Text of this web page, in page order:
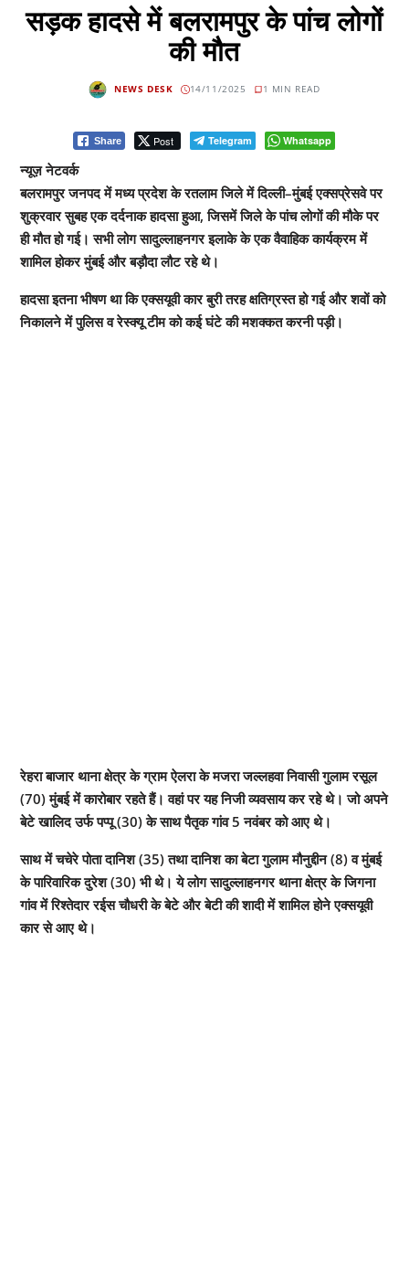
सड़क हादसे में बलरामपुर के पांच लोगों
की मौत
NEWS DESK 14/11/2025 1 MIN READ
Share Post Telegram Whatsapp
न्यूज़ नेटवर्क
बलरामपुर जनपद में मध्य प्रदेश के रतलाम जिले में दिल्ली–मुंबई एक्सप्रेसवे पर
शुक्रवार सुबह एक दर्दनाक हादसा हुआ, जिसमें जिले के पांच लोगों की मौके पर
ही मौत हो गई। सभी लोग सादुल्लाहनगर इलाके के एक वैवाहिक कार्यक्रम में
शामिल होकर मुंबई और बड़ौदा लौट रहे थे।
हादसा इतना भीषण था कि एक्सयूवी कार बुरी तरह क्षतिग्रस्त हो गई और शवों को
निकालने में पुलिस व रेस्क्यू टीम को कई घंटे की मशक्कत करनी पड़ी।
रेहरा बाजार थाना क्षेत्र के ग्राम ऐलरा के मजरा जल्लहवा निवासी गुलाम रसूल
(70) मुंबई में कारोबार रहते हैं। वहां पर यह निजी व्यवसाय कर रहे थे। जो अपने
बेटे खालिद उर्फ पप्पू (30) के साथ पैतृक गांव 5 नवंबर को आए थे।
साथ में चचेरे पोता दानिश (35) तथा दानिश का बेटा गुलाम मौनुद्दीन (8) व मुंबई
के पारिवारिक दुरेश (30) भी थे। ये लोग सादुल्लाहनगर थाना क्षेत्र के जिगना
गांव में रिश्तेदार रईस चौधरी के बेटे और बेटी की शादी में शामिल होने एक्सयूवी
कार से आए थे।